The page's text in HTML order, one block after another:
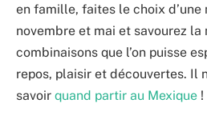
en famille, faites le choix
novembre et mai et savourez
combinaisons que l’on puisse
repos, plaisir et découvertes. Il
savoir quand partir au Mexique !